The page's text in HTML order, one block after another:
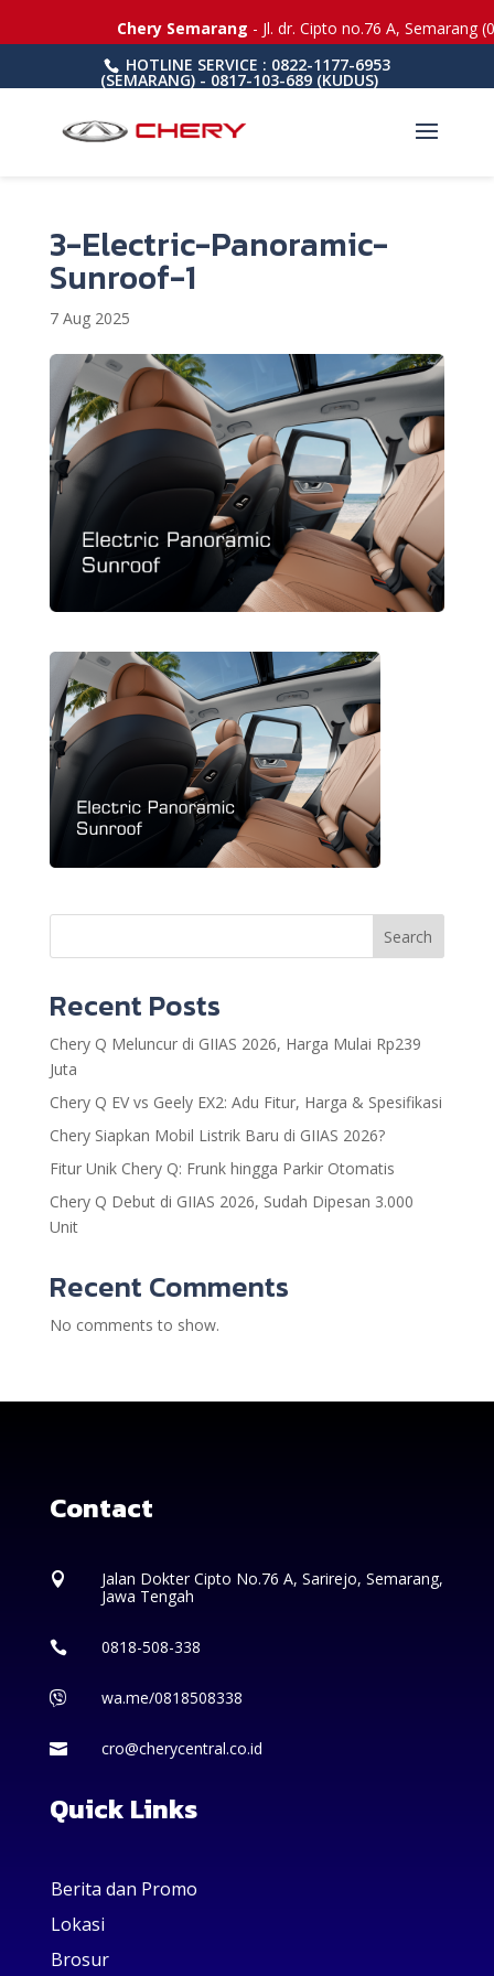
HOTLINE SERVICE : 0822-1177-6953
(SEMARANG) - 0817-103-689 (KUDUS)
3-Electric-Panoramic-
Sunroof-1
7 Aug 2025
Chery Semarang- Jl. dr. Cipto no.76 A, Semarang
Search
Recent Posts
Chery Q Meluncur di GIIAS 2026, Harga Mulai Rp239
Juta
Chery Q EV vs Geely EX2: Adu Fitur, Harga & Spesifikasi
Chery Siapkan Mobil Listrik Baru di GIIAS 2026?
Fitur Unik Chery Q: Frunk hingga Parkir Otomatis
Chery Q Debut di GIIAS 2026, Sudah Dipesan 3.000
Unit
Recent Comments
No comments to show.
Contact

Jalan Dokter Cipto No.76 A, Sarirejo, Semarang,
Jawa Tengah
 0818-508-338
 wa.me/0818508338
 cro@cherycentral.co.id
Quick Links
Berita dan Promo
Lokasi
Brosur